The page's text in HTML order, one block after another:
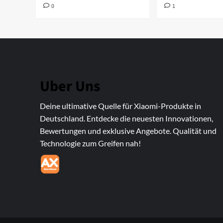
0
1
Uber Uns
Deine ultimative Quelle für Xiaomi-Produkte in
Deutschland. Entdecke die neuesten Innovationen,
Bewertungen und exklusive Angebote. Qualität und
Technologie zum Greifen nah!